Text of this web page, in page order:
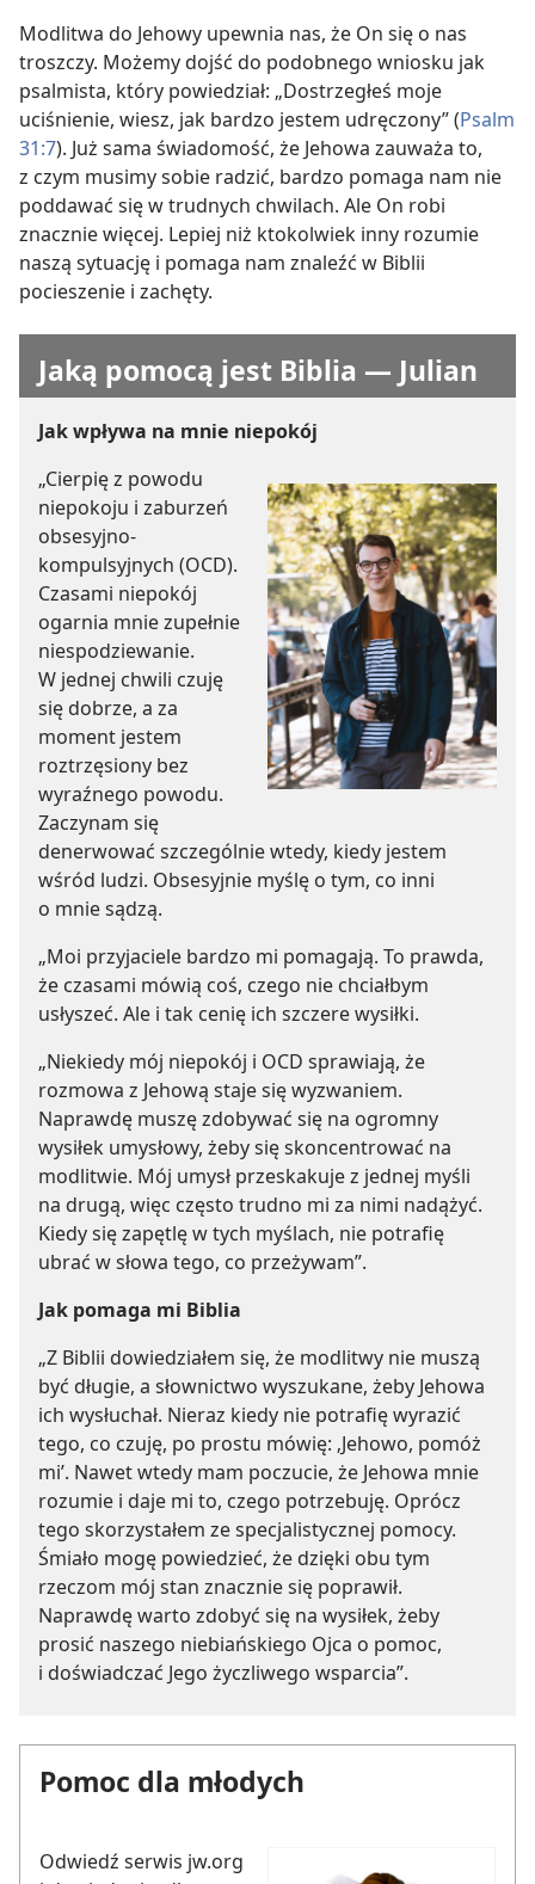
Modlitwa do Jehowy upewnia nas, że On się o nas
troszczy. Możemy dojść do podobnego wniosku jak
psalmista, który powiedział: „Dostrzegłeś moje
uciśnienie, wiesz, jak bardzo jestem udręczony” (Psalm
31:7). Już sama świadomość, że Jehowa zauważa to,
z czym musimy sobie radzić, bardzo pomaga nam nie
poddawać się w trudnych chwilach. Ale On robi
znacznie więcej. Lepiej niż ktokolwiek inny rozumie
naszą sytuację i pomaga nam znaleźć w Biblii
pocieszenie i zachęty.
Jaką pomocą jest Biblia — Julian
Jak wpływa na mnie niepokój
„Cierpię z powodu
niepokoju i zaburzeń
obsesyjno-
kompulsyjnych (OCD).
Czasami niepokój
ogarnia mnie zupełnie
niespodziewanie.
W jednej chwili czuję
się dobrze, a za
moment jestem
roztrzęsiony bez
wyraźnego powodu.
Zaczynam się
denerwować szczególnie wtedy, kiedy jestem
wśród ludzi. Obsesyjnie myślę o tym, co inni
o mnie sądzą.
„Moi przyjaciele bardzo mi pomagają. To prawda,
że czasami mówią coś, czego nie chciałbym
usłyszeć. Ale i tak cenię ich szczere wysiłki.
„Niekiedy mój niepokój i OCD sprawiają, że
rozmowa z Jehową staje się wyzwaniem.
Naprawdę muszę zdobywać się na ogromny
wysiłek umysłowy, żeby się skoncentrować na
modlitwie. Mój umysł przeskakuje z jednej myśli
na drugą, więc często trudno mi za nimi nadążyć.
Kiedy się zapętlę w tych myślach, nie potrafię
ubrać w słowa tego, co przeżywam”.
Jak pomaga mi Biblia
„Z Biblii dowiedziałem się, że modlitwy nie muszą
być długie, a słownictwo wyszukane, żeby Jehowa
ich wysłuchał. Nieraz kiedy nie potrafię wyrazić
tego, co czuję, po prostu mówię: ‚Jehowo, pomóż
mi’. Nawet wtedy mam poczucie, że Jehowa mnie
rozumie i daje mi to, czego potrzebuję. Oprócz
tego skorzystałem ze specjalistycznej pomocy.
Śmiało mogę powiedzieć, że dzięki obu tym
rzeczom mój stan znacznie się poprawił.
Naprawdę warto zdobyć się na wysiłek, żeby
prosić naszego niebiańskiego Ojca o pomoc,
i doświadczać Jego życzliwego wsparcia”.
Pomoc dla młodych
Odwiedź serwis jw.org